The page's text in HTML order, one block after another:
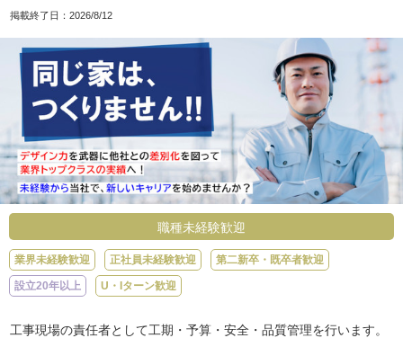
掲載終了日： 2026/8/12
職種未経験歓迎
業界未経験歓迎 正社員未経験歓迎 第二新卒・既卒者歓迎
設立20年以上 U・Iターン歓迎
工事現場の責任者として工期・予算・安全・品質管理を行います。